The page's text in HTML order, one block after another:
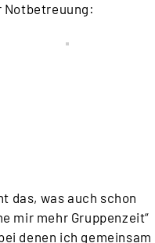
Notbetreuung:
das, was auch schon
mir mehr Gruppenzeit“
denen ich gemeinsam